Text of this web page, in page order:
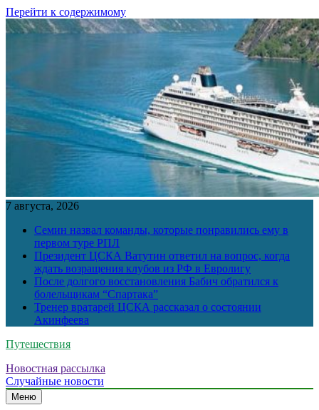
Перейти к содержимому
7 августа, 2026
Семин назвал команды, которые понравились ему в
первом туре РПЛ
Президент ЦСКА Ватутин ответил на вопрос, когда
ждать возращения клубов из РФ в Евролигу
После долгого восстановления Бабич обратился к
болельщикам “Спартака”
Тренер вратарей ЦСКА рассказал о состоянии
Акинфеева
Путешествия
Новостная рассылка
Случайные новости
Меню